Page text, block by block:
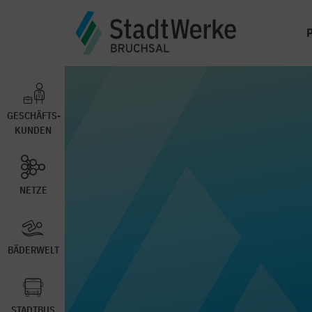
GESCHÄFTS-
KUNDEN
NETZE
BÄDERWELT